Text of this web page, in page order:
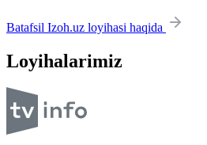
Batafsil Izoh.uz loyihasi haqida
Loyihalarimiz